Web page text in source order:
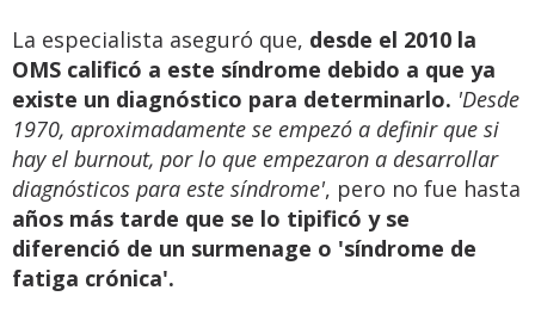
La especialista aseguró que, desde el 2010 la
OMS calificó a este síndrome debido a que ya
existe un diagnóstico para determinarlo. 'Desde
1970, aproximadamente se empezó a definir que si
hay el burnout, por lo que empezaron a desarrollar
diagnósticos para este síndrome', pero no fue hasta
años más tarde que se lo tipificó y se
diferenció de un surmenage o 'síndrome de
fatiga crónica'.